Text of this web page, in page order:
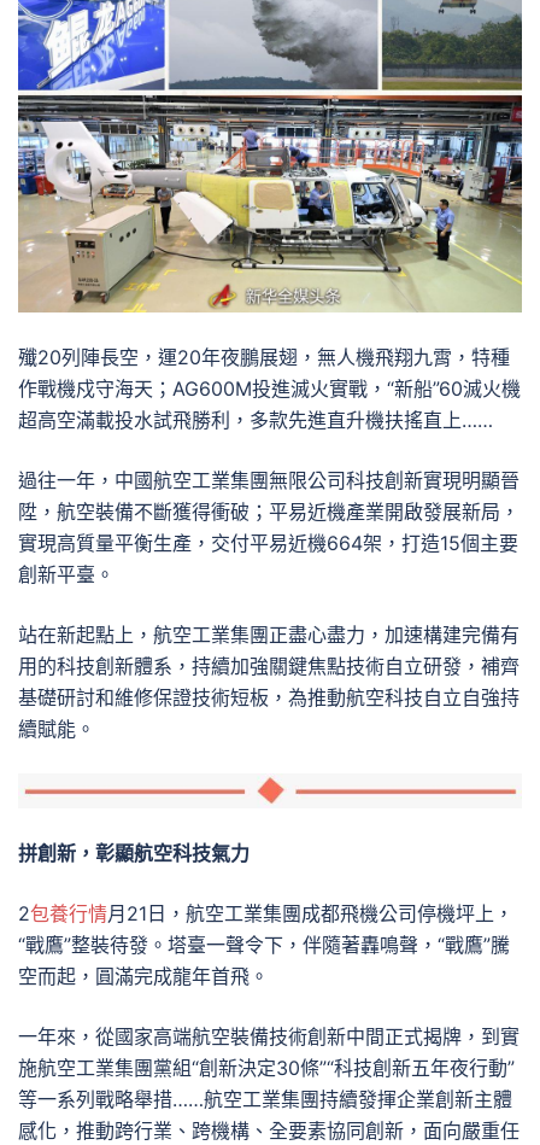
殲20列陣長空，運20年夜鵬展翅，無人機飛翔九霄，特種
作戰機戍守海天；AG600M投進滅火實戰，“新船”60滅火機
超高空滿載投水試飛勝利，多款先進直升機扶搖直上……
過往一年，中國航空工業集團無限公司科技創新實現明顯晉
陞，航空裝備不斷獲得衝破；平易近機產業開啟發展新局，
實現高質量平衡生產，交付平易近機664架，打造15個主要
創新平臺。
站在新起點上，航空工業集團正盡心盡力，加速構建完備有
用的科技創新體系，持續加強關鍵焦點技術自立研發，補齊
基礎研討和維修保證技術短板，為推動航空科技自立自強持
續賦能。
拼創新，彰顯航空科技氣力
2包養行情月21日，航空工業集團成都飛機公司停機坪上，
“戰鷹”整裝待發。塔臺一聲令下，伴隨著轟鳴聲，“戰鷹”騰
空而起，圓滿完成龍年首飛。
一年來，從國家高端航空裝備技術創新中間正式揭牌，到實
施航空工業集團黨組“創新決定30條”“科技創新五年夜行動”
等一系列戰略舉措……航空工業集團持續發揮企業創新主體
感化，推動跨行業、跨機構、全要素協同創新，面向嚴重任